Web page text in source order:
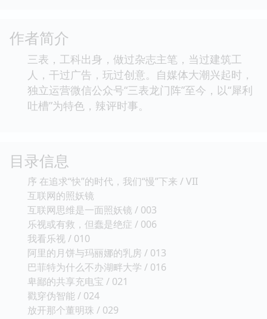
作者简介
三表，工科出身，做过杂志主笔，当过建筑工
人，干过广告，玩过创意。自媒体大潮兴起时，
独立运营微信公众号“三表龙门阵”至今，以“犀利
吐槽”为特色，辣评时事。
目录信息
序 在追求“快”的时代，我们“慢”下来 / VII
互联网的照妖镜
互联网思维是一面照妖镜 / 003
乐视或有救，但蠢是绝症 / 006
我看乐视 / 010
阿里的月饼与玛丽娜的乳房 / 013
巴菲特为什么不办湖畔大学 / 016
卑鄙的共享充电宝 / 021
戳穿伪智能 / 024
放开那个董明珠 / 029